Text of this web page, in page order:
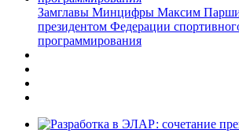
Замглавы Минцифры Максим
президентом Федерации
программирования